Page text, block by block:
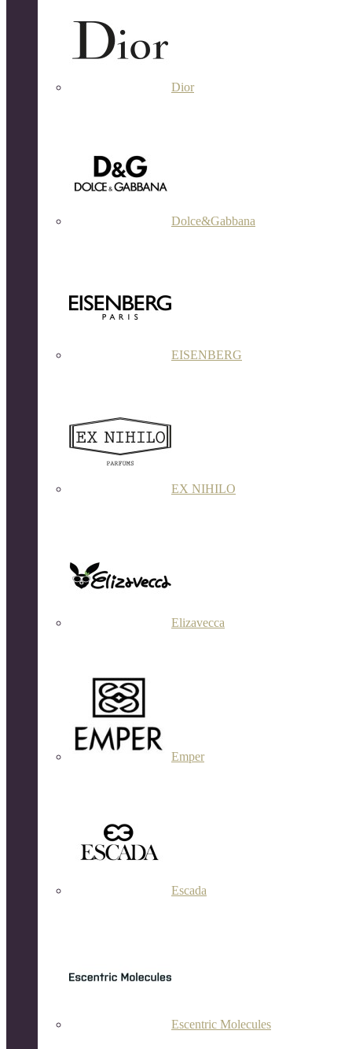
Dior
Dolce&Gabbana
EISENBERG
EX NIHILO
Elizavecca
Emper
Escada
Escentric Molecules